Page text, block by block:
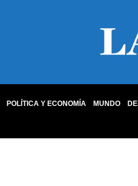
POLÍTICA Y ECONOMÍA MUNDO